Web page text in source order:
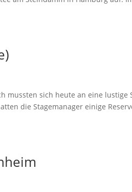
mussten sich heute an eine lustige
die Stagemanager einige